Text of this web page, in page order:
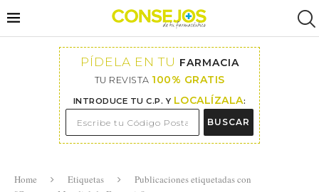
PÍDELA EN TU FARMACIA
TU REVISTA 100% GRATIS
INTRODUCE TU C.P. Y LOCALÍZALA:
BUSCAR
Home Etiquetas
Publicaciones etiquetadas con